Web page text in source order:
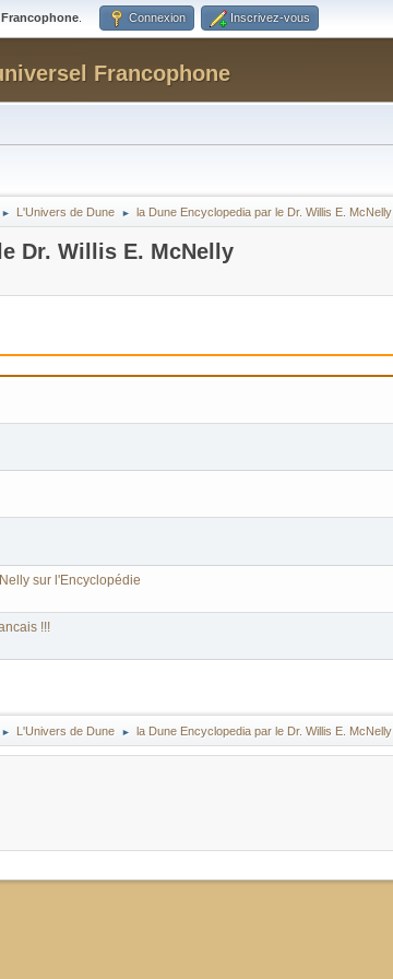
Connexion Inscrivez-vous
Francophone
► L'Univers de Dune ► la Dune Encyclopedia par le Dr. Willis E. McNelly
Dr. Willis E. McNelly
sur l'Encyclopédie
!!!
► L'Univers de Dune ► la Dune Encyclopedia par le Dr. Willis E. McNelly